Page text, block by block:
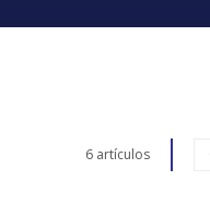
6 artículos